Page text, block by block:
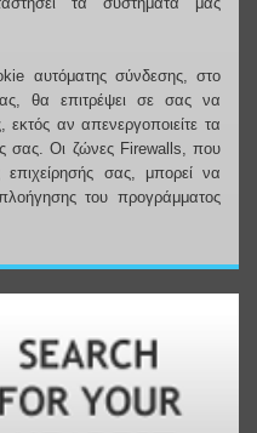
αυτόματης σύνδεσης, στο
θα επιτρέψει σε σας να
αν απενεργοποιείτε τα
σας. Οι ζώνες Firewalls, που
επιχείρησής σας, μπορεί να
του προγράμματος